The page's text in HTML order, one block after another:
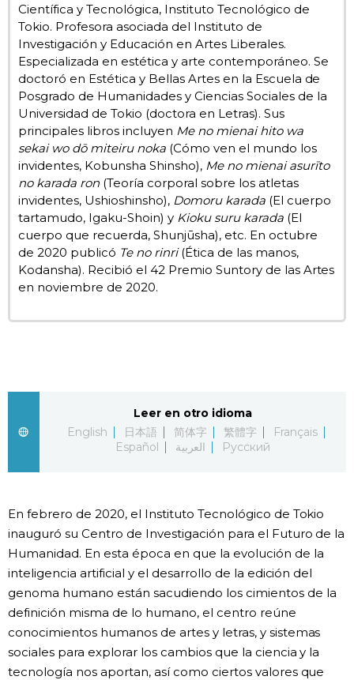
Avisos
Científica y Tecnológica, Instituto Tecnológico de
Tokio. Profesora asociada del Instituto de
Investigación y Educación en Artes Liberales.
Especializada en estética y arte contemporáneo. Se
doctoró en Estética y Bellas Artes en la Escuela de
Posgrado de Humanidades y Ciencias Sociales de la
Universidad de Tokio (doctora en Letras). Sus
principales libros incluyen Me no mienai hito wa
sekai wo dō miteiru noka(Cómo ven el mundo los
invidentes, Kobunsha Shinsho), Me no mienai asurīto
no karada ron(Teoría corporal sobre los atletas
invidentes, Ushioshinsho), Domoru karada(El cuerpo
tartamudo, Igaku-Shoin) y Kioku suru karada(El
cuerpo que recuerda, Shunjūsha), etc. En octubre
de 2020 publicó Te no rinri(Ética de las manos,
Kodansha). Recibió el 42 Premio Suntory de las Artes
en noviembre de 2020.
Leer en otro idioma
English
日本語 简体字 繁體字
Français
Español
العربية Русский
En febrero de 2020, el Instituto Tecnológico de Tokio
inauguró su Centro de Investigación para el Futuro de la
Humanidad. En esta época en que la evolución de la
inteligencia artificial y el desarrollo de la edición del
genoma humano están sacudiendo los cimientos de la
definición misma de lo humano, el centro reúne
conocimientos humanos de artes y letras, y sistemas
sociales para explorar los cambios que la ciencia y la
tecnología nos aportan, así como ciertos valores que